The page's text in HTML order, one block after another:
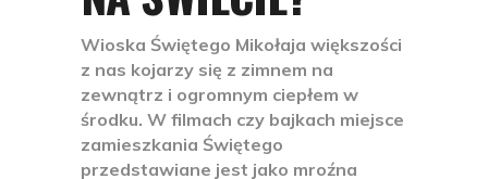
Wioska Świętego Mikołaja większości
z nas kojarzy się z zimnem na
zewnątrz i ogromnym ciepłem w
środku. W filmach czy bajkach miejsce
zamieszkania Świętego
przedstawiane jest jako mroźna